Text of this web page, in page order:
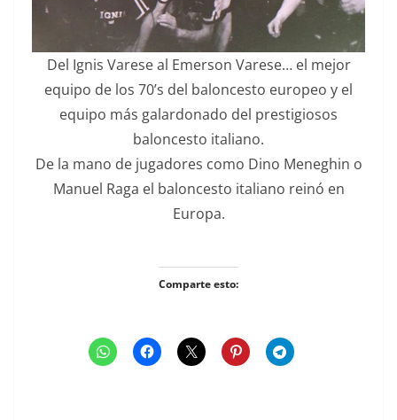
Del Ignis Varese al Emerson Varese… el mejor
equipo de los 70’s del baloncesto europeo y el
equipo más galardonado del prestigiosos
baloncesto italiano.
De la mano de jugadores como Dino Meneghin o
Manuel Raga el baloncesto italiano reinó en
Europa.
Comparte esto: